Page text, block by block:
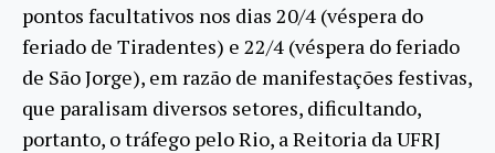
pontos facultativos nos dias 20/4 (véspera do
feriado de Tiradentes) e 22/4 (véspera do feriado
de São Jorge), em razão de manifestações festivas,
que paralisam diversos setores, dificultando,
portanto, o tráfego pelo Rio, a Reitoria da UFRJ